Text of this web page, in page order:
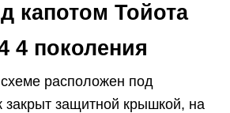
капотом Тойота
4 поколения
расположен под
защитной крышкой, на